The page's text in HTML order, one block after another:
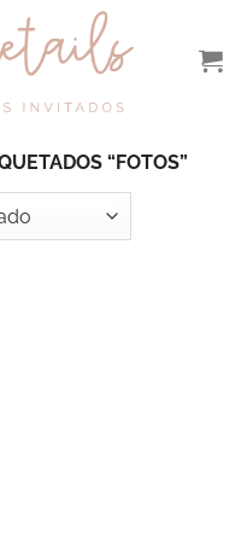
“FOTOS”